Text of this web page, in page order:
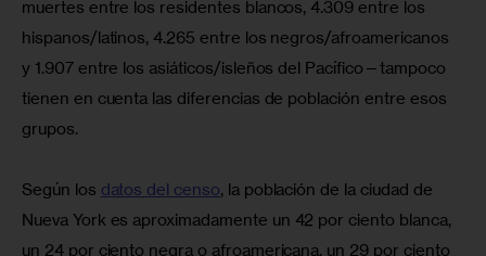
muertes entre los residentes blancos, 4.309 entre los
hispanos/latinos, 4.265 entre los negros/afroamericanos
y 1.907 entre los asiáticos/isleños del Pacífico—tampoco
tienen en cuenta las diferencias de población entre esos
grupos.
Según los datos del censo, la población de la ciudad de
Nueva York es aproximadamente un 42 por ciento blanca,
un 24 por ciento negra o afroamericana, un 29 por ciento